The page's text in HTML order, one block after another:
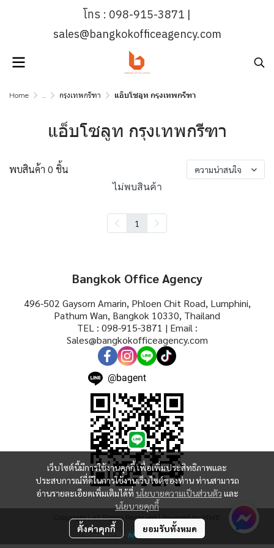
โทร : 098-915-3871 |
sales@bangkokofficeagency.com
Home ... กรุงเทพกรีฑา แอ็บโซลูท กรุงเทพกรีฑา
แอ็บโซลูท กรุงเทพกรีฑา
พบสินค้า 0 ชิ้น ความน่าสนใจ
ไม่พบสินค้า
1
เว็บไซต์นี้มีการใช้งานคุกกี้ เพื่อเพิ่มประสิทธิภาพและ
ประสบการณ์ที่ดีในการใช้งานเว็บไซต์ของท่าน ท่านสามารถ
อ่านรายละเอียดเพิ่มเติมได้ที่ นโยบายความเป็นส่วนตัว และ
นโยบายคุกกี้
ตั้งค่าคุกกี้ ยอมรับทั้งหมด
Bangkok Office Agency
496-502 Gaysorn Amarin, Phloen Chit Road, Lumphini,
Pathum Wan, Bangkok 10330, Thailand
TEL : 098-915-3871 | Email :
Sales@bangkokofficeagency.com
@bagent
Copyright | All Rights Reserved | Powered by MWE
Powered By MakeWebEasy